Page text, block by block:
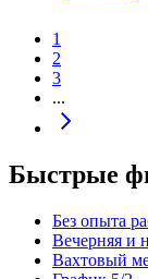
1
2
3
...
Быстрые
Без опыта
Вечерняя и
Вахтовый